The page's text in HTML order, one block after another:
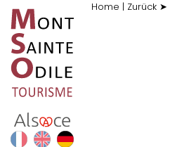
Home | Zurück ➤